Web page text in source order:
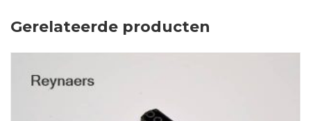
Gerelateerde producten